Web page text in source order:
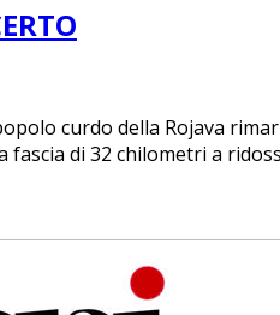
curdo della Rojava
di 32 chilometri a